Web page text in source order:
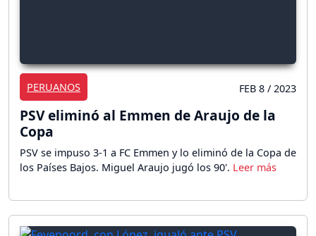
PERUANOS FEB 8 / 2023
PSV eliminó al Emmen de Araujo de la
Copa
PSV se impuso 3-1 a FC Emmen y lo eliminó de la Copa de
los Países Bajos. Miguel Araujo jugó los 90'.